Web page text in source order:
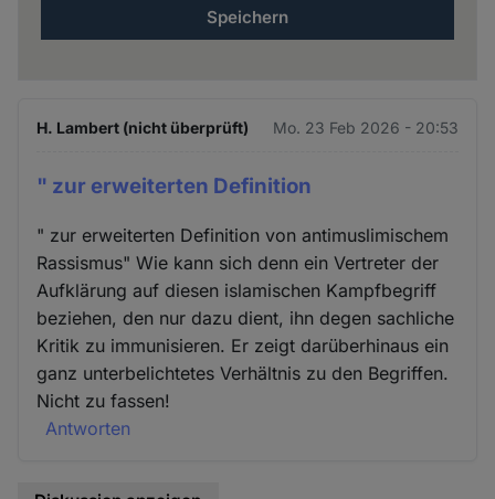
H. Lambert (nicht überprüft) Mo. 23 Feb 2026 - 20:53
" zur erweiterten Definition
" zur erweiterten Definition von antimuslimischem
Rassismus" Wie kann sich denn ein Vertreter der
Aufklärung auf diesen islamischen Kampfbegriff
beziehen, den nur dazu dient, ihn degen sachliche
Kritik zu immunisieren. Er zeigt darüberhinaus ein
ganz unterbelichtetes Verhältnis zu den Begriffen.
Nicht zu fassen!
Antworten